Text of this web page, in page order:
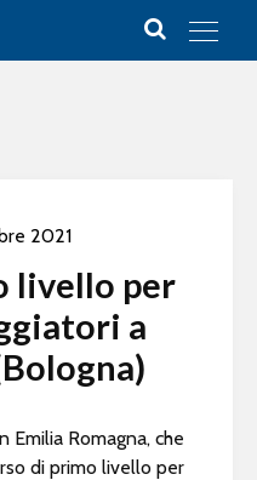
2021
livello per
a
Emilia Romagna, che
di primo livello per